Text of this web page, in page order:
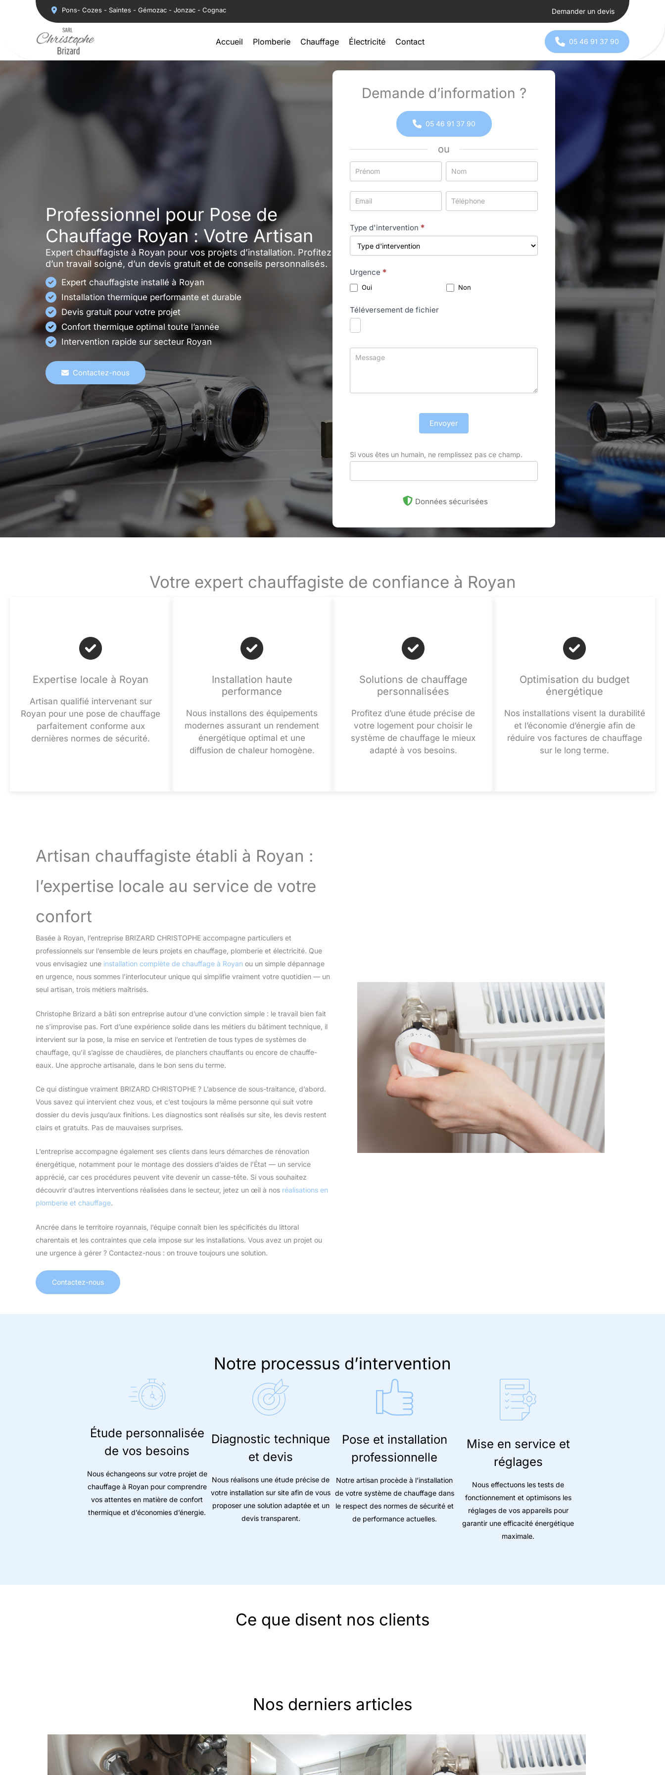
Pons- Cozes - Saintes - Gémozac - Jonzac - Cognac Demander un devis
Accueil Plomberie Chauffage Électricité Contact 05 46 91 37 90
Professionnel pour Pose de
Chauffage Royan : Votre Artisan
Expert chauffagiste à Royan pour vos projets d’installation. Profitez
d’un travail soigné, d’un devis gratuit et de conseils personnalisés.
Expert chauffagiste installé à Royan
Installation thermique performante et durable
Devis gratuit pour votre projet
Confort thermique optimal toute l’année
Intervention rapide sur secteur Royan
Contactez-nous
Demande d’information ?
05 46 91 37 90
ou
Formulaire
simple
avec
téléphone
Type d'intervention *
Urgence *
Oui Non
Téléversement de fichier
Envoyer
Si vous êtes un humain, ne remplissez pas ce champ.
Données sécurisées
Votre expert chauffagiste de confiance à Royan
Expertise locale à Royan
Artisan qualifié intervenant sur
Royan pour une pose de chauffage
parfaitement conforme aux
dernières normes de sécurité.
Installation haute
performance
Nous installons des équipements
modernes assurant un rendement
énergétique optimal et une
diffusion de chaleur homogène.
Solutions de chauffage
personnalisées
Profitez d’une étude précise de
votre logement pour choisir le
système de chauffage le mieux
adapté à vos besoins.
Optimisation du budget
énergétique
Nos installations visent la durabilité
et l’économie d’énergie afin de
réduire vos factures de chauffage
sur le long terme.
Artisan chauffagiste établi à Royan :
l’expertise locale au service de votre
confort
Basée à Royan, l’entreprise BRIZARD CHRISTOPHE accompagne particuliers et
professionnels sur l’ensemble de leurs projets en chauffage, plomberie et électricité. Que
vous envisagiez une installation complète de chauffage à Royan ou un simple dépannage
en urgence, nous sommes l’interlocuteur unique qui simplifie vraiment votre quotidien — un
seul artisan, trois métiers maîtrisés.
Christophe Brizard a bâti son entreprise autour d’une conviction simple : le travail bien fait
ne s’improvise pas. Fort d’une expérience solide dans les métiers du bâtiment technique, il
intervient sur la pose, la mise en service et l’entretien de tous types de systèmes de
chauffage, qu’il s’agisse de chaudières, de planchers chauffants ou encore de chauffe-
eaux. Une approche artisanale, dans le bon sens du terme.
Ce qui distingue vraiment BRIZARD CHRISTOPHE ? L’absence de sous-traitance, d’abord.
Vous savez qui intervient chez vous, et c’est toujours la même personne qui suit votre
dossier du devis jusqu’aux finitions. Les diagnostics sont réalisés sur site, les devis restent
clairs et gratuits. Pas de mauvaises surprises.
L’entreprise accompagne également ses clients dans leurs démarches de rénovation
énergétique, notamment pour le montage des dossiers d’aides de l’État — un service
apprécié, car ces procédures peuvent vite devenir un casse-tête. Si vous souhaitez
découvrir d’autres interventions réalisées dans le secteur, jetez un œil à nos réalisations en
plomberie et chauffage.
Ancrée dans le territoire royannais, l’équipe connaît bien les spécificités du littoral
charentais et les contraintes que cela impose sur les installations. Vous avez un projet ou
une urgence à gérer ? Contactez-nous : on trouve toujours une solution.
Contactez-nous
Notre processus d’intervention
Étude personnalisée
de vos besoins
Nous échangeons sur votre projet de
chauffage à Royan pour comprendre
vos attentes en matière de confort
thermique et d’économies d’énergie.
Diagnostic technique
et devis
Nous réalisons une étude précise de
votre installation sur site afin de vous
proposer une solution adaptée et un
devis transparent.
Pose et installation
professionnelle
Notre artisan procède à l’installation
de votre système de chauffage dans
le respect des normes de sécurité et
de performance actuelles.
Mise en service et
réglages
Nous effectuons les tests de
fonctionnement et optimisons les
réglages de vos appareils pour
garantir une efficacité énergétique
maximale.
Ce que disent nos clients
Nos derniers articles